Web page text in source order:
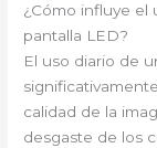
¿Cómo influye el
pantalla LED?
El uso diario de
calidad de la
desgaste de los